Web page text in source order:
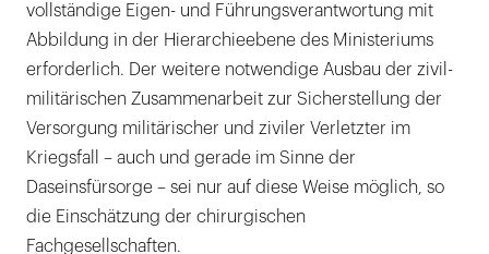
vollständige Eigen- und Führungsverantwortung mit
Abbildung in der Hierarchieebene des Ministeriums
erforderlich. Der weitere notwendige Ausbau der zivil-
militärischen Zusammenarbeit zur Sicherstellung der
Versorgung militärischer und ziviler Verletzter im
Kriegsfall – auch und gerade im Sinne der
Daseinsfürsorge – sei nur auf diese Weise möglich, so
die Einschätzung der chirurgischen
Fachgesellschaften.